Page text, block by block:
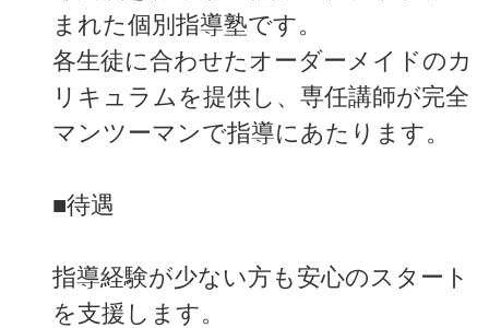
まれた個別指導塾です。
各生徒に合わせたオーダーメイドのカ
リキュラムを提供し、専任講師が完全
マンツーマンで指導にあたります。
■待遇
指導経験が少ない方も安心のスタート
を支援します。